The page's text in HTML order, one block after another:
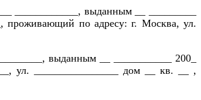
____________, выданным __ _________
проживающий по адресу: г. Москва, ул.
выданным __ ___________ 200_
ул. ________________ дом __ кв. __ ,